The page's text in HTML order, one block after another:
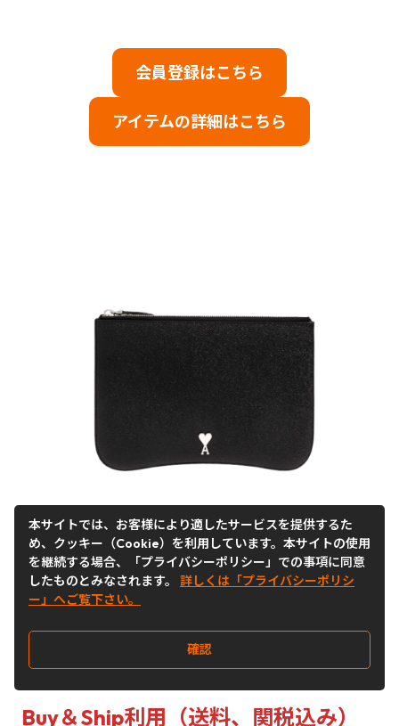
会員登録はこちら
アイテムの詳細はこちら
5. Ami Alexandre Mattiussi BLACK Pouch
with logo
Ami Alexandre Mattiussi のブラックポーチ。
ヤギ革製のこのモデルは、ジッパー留め、メ
タルハードウェア、スリップポケットが 1 つ
付いた内部コンパートメントが特徴です。
Buy＆Ship利用（送料、関税込み）
本サイトでは、お客様により適したサービスを提供するた
め、クッキー（Cookie）を利用しています。本サイトの使用
を継続する場合、「プライバシーポリシー」での事項に同意
したものとみなされます。 詳しくは「プライバシーポリシ
ー」へご覧下さい。
確認